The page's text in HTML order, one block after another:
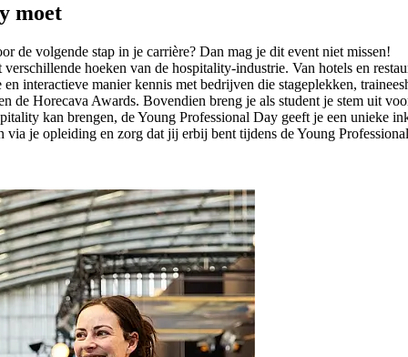
moet
de volgende stap in je carrière? Dan mag je dit event niet missen!
hoeken van de hospitality-industrie. Van hotels en
interactieve manier kennis met bedrijven die stageplekken,
Horecava Awards. Bovendien breng je als student je stem uit
kan brengen, de Young Professional Day geeft je een unieke
je opleiding en zorg dat jij erbij bent tijdens de Young